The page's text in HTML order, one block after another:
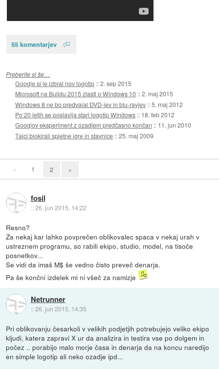
55 komentarjev
Preberite si še…
Google si je izbral nov logotip ::2. sep 2015
Microsoft na Buildu 2015 zlasti o Windows 10 ::2. maj 2015
Windows 8 ne bo predvajal DVD-jev in blu-rayjev ::5. maj 2012
Po 20 letih se poslavlja stari logotip Windows :: 18. feb 2012
Googlov eksperiment z ozadjem predčasno končan :: 11. jun 2010
Tajci blokirali spletne igre in stavnice ::25. maj 2009
« 1 2 »
fosil
::26. jun 2015, 14:22
Resno?
Za nekaj kar lahko povprečen oblikovalec spaca v nekaj urah v
ustreznem programu, so rabili ekipo, studio, model, na tisoče
posnetkov...
Se vidi da imaš M$ še vedno čisto preveč denarja.
Pa še končni izdelek mi ni všeč za namizje
Netrunner
::26. jun 2015, 14:35
Pri oblikovanju česarkoli v velikih podjetjih potrebujejo veliko ekipo
kljudi, katera zapravi X ur da analizira in testira vse po dolgem in
počez .. porabijo malo morje časa in denarja da na koncu naredijo
en simple logotip ali neko ozadje ipd...